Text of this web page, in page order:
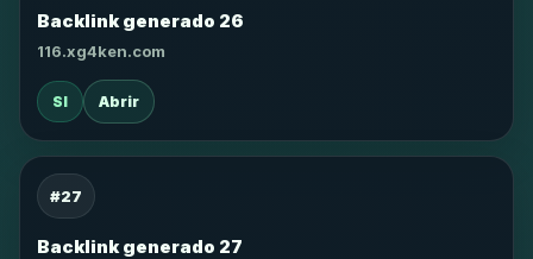
Backlink generado 26
116.xg4ken.com
SI Abrir
#27
Backlink generado 27